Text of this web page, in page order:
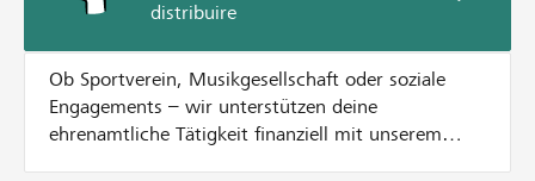
distribuire
Ob Sportverein, Musikgesellschaft oder soziale
Engagements – wir unterstützen deine
ehrenamtliche Tätigkeit finanziell mit unserem